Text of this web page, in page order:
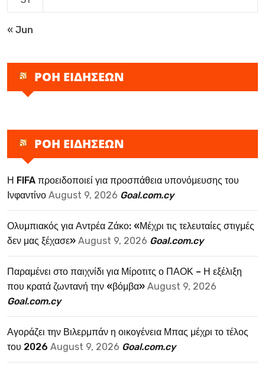
« Jun
ΡΟΗ ΕΙΔΗΣΕΩΝ
ΡΟΗ ΕΙΔΗΣΕΩΝ
Η FIFA προειδοποιεί για προσπάθεια υπονόμευσης του
Ινφαντίνο August 9, 2026 Goal.com.cy
Ολυμπιακός για Αντρέα Ζάκο: «Μέχρι τις τελευταίες στιγμές
δεν μας ξέχασε» August 9, 2026 Goal.com.cy
Παραμένει στο παιχνίδι για Μίροτιτς ο ΠΑΟΚ – Η εξέλιξη
που κρατά ζωντανή την «βόμβα» August 9, 2026
Goal.com.cy
Αγοράζει την Βιλερμπάν η οικογένεια Μπας μέχρι το τέλος
του 2026 August 9, 2026 Goal.com.cy